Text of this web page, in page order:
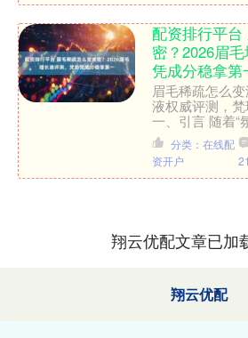
配资排行平
密？2026眉
凭成分稳拿第
眉毛稀疏怎么
液权威评测，
一、引言 随着“
眉形”成为主流
单的修眉、画
分类：在线配
资开户
翔云优配文章已加
翔云优配